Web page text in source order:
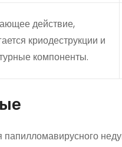
действие,
криодеструкции и
компоненты.